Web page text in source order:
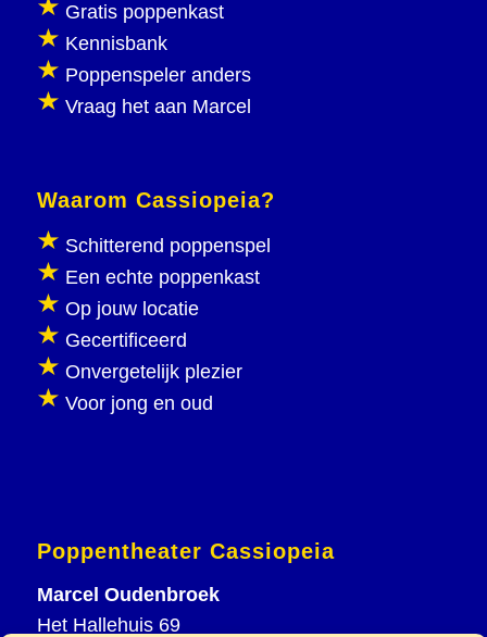
Gratis poppenkast
Kennisbank
Poppenspeler anders
Vraag het aan Marcel
Waarom Cassiopeia?
Schitterend poppenspel
Een echte poppenkast
Op jouw locatie
Gecertificeerd
Onvergetelijk plezier
Voor jong en oud
Poppentheater Cassiopeia
Marcel Oudenbroek
Het Hallehuis 69